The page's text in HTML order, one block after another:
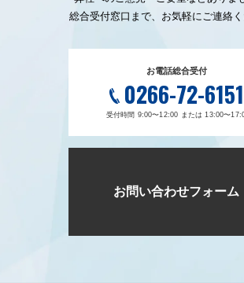
総合受付窓口まで、お気軽にご連絡く
お電話総合受付
0266-72-6151
受付時間 9:00〜12:00 または 13:00〜
お問い合わせフォーム